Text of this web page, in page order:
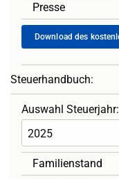
Presse
Download des
Steuerhandbuch:
Auswahl Steuerjahr:
Familienstand